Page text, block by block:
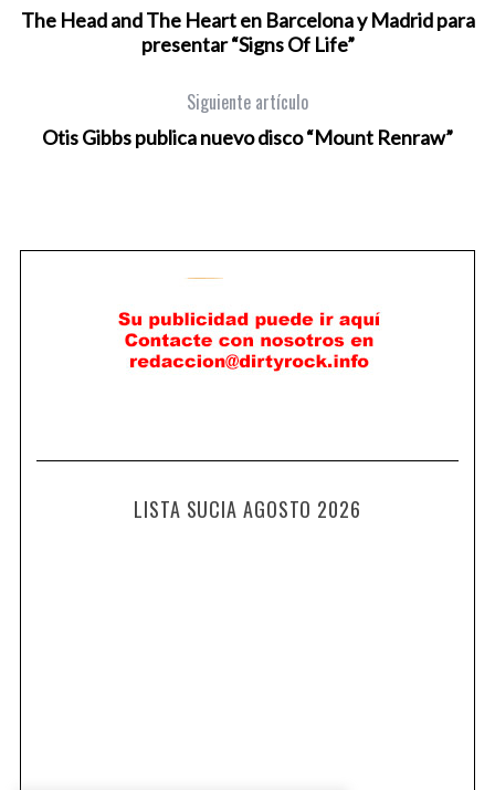
The Head and The Heart en Barcelona y Madrid para
presentar “Signs Of Life”
Siguiente artículo
Otis Gibbs publica nuevo disco “Mount Renraw”
LISTA SUCIA AGOSTO 2026